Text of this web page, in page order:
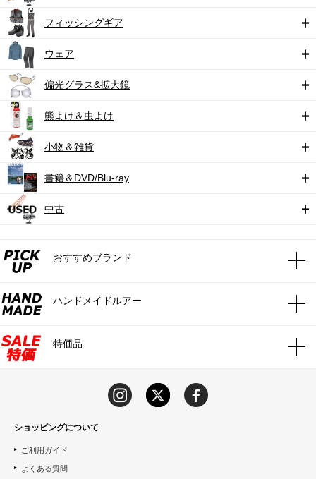
フィッシングギア
ウェア
偏光グラス&拡大鏡
熊よけ＆虫よけ
小物＆雑貨
書籍＆DVD/Blu-ray
中古
おすすめブランド
ハンドメイドルアー
特価品
ショッピングについて
ご利用ガイド
よくある質問